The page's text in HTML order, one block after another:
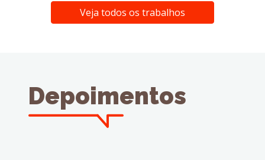
Veja todos os trabalhos
Depoimentos